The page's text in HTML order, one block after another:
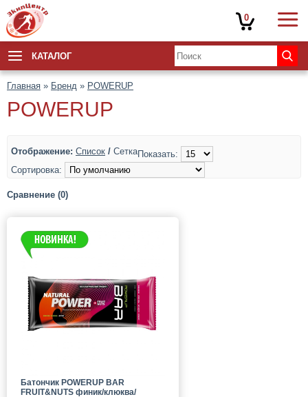
КАТАЛОГ
Главная » Бренд » POWERUP
POWERUP
Отображение: Список / СеткаПоказать:
Сортировка:
Сравнение (0)
Батончик POWERUP BAR
FRUIT&NUTS финик/клюква/
0